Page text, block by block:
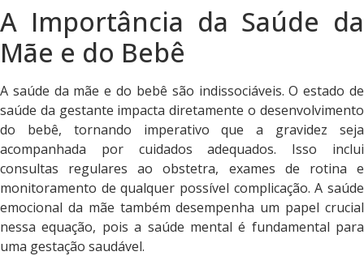
A Importância da Saúde da
Mãe e do Bebê
A saúde da mãe e do bebê são indissociáveis. O estado de
saúde da gestante impacta diretamente o desenvolvimento
do bebê, tornando imperativo que a gravidez seja
acompanhada por cuidados adequados. Isso inclui
consultas regulares ao obstetra, exames de rotina e
monitoramento de qualquer possível complicação. A saúde
emocional da mãe também desempenha um papel crucial
nessa equação, pois a saúde mental é fundamental para
uma gestação saudável.